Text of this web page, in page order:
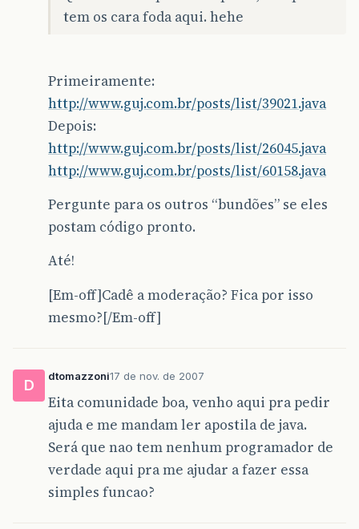
tem os cara foda aqui. hehe
Primeiramente:
http://www.guj.com.br/posts/list/39021.java
Depois:
http://www.guj.com.br/posts/list/26045.java
http://www.guj.com.br/posts/list/60158.java
Pergunte para os outros “bundões” se eles
postam código pronto.
Até!
[Em-off]Cadê a moderação? Fica por isso
mesmo?[/Em-off]
D
dtomazzoni17 de nov. de 2007
Eita comunidade boa, venho aqui pra pedir
ajuda e me mandam ler apostila de java.
Será que nao tem nenhum programador de
verdade aqui pra me ajudar a fazer essa
simples funcao?